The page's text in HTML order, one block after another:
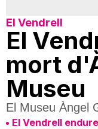
El Vendrell
El
mort
Museu
El Museu Àngel
El Vendrell